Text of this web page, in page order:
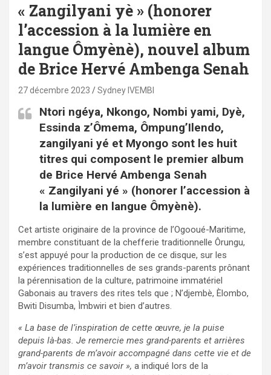
« Zangilyani yè » (honorer
l’accession à la lumière en
langue Ômyènè), nouvel album
de Brice Hervé Ambenga Senah
27 décembre 2023 Sydney IVEMBI
Ntori ngéya, Nkongo, Nombi yami, Dyè,
Essinda z’Ômema, Ômpung’Ilendo,
zangilyani yé et Myongo sont les huit
titres qui composent le premier album
de Brice Hervé Ambenga Senah
« Zangilyani yé » (honorer l’accession à
la lumière en langue Ômyènè).
Cet artiste originaire de la province de l’Ogooué-Maritime,
membre constituant de la chefferie traditionnelle Ôrungu,
s’est appuyé pour la production de ce disque, sur les
expériences traditionnelles de ses grands-parents prônant
la pérennisation de la culture, patrimoine immatériel
Gabonais au travers des rites tels que ; N’djembè, Èlombo,
Bwiti Disumba, Ìmbwiri et bien d’autres.
« La base de l’inspiration de cette œuvre, je la puise
depuis là-bas. Je remercie mes grand-parents et arrières
grand-parents de m’avoir accompagné dans cette vie et de
m’avoir transmis ce savoir », a indiqué lors de la